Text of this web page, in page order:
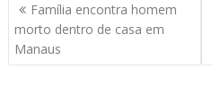
Família encontra homem
morto dentro de casa em
Manaus